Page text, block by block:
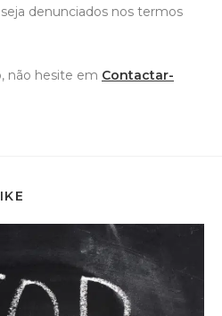
denunciados nos termos
não hesite em Contactar-